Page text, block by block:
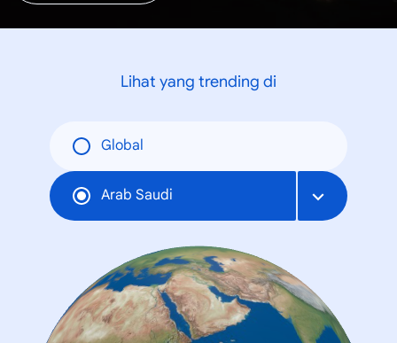
Lihat yang trending di
Global
Arab Saudi